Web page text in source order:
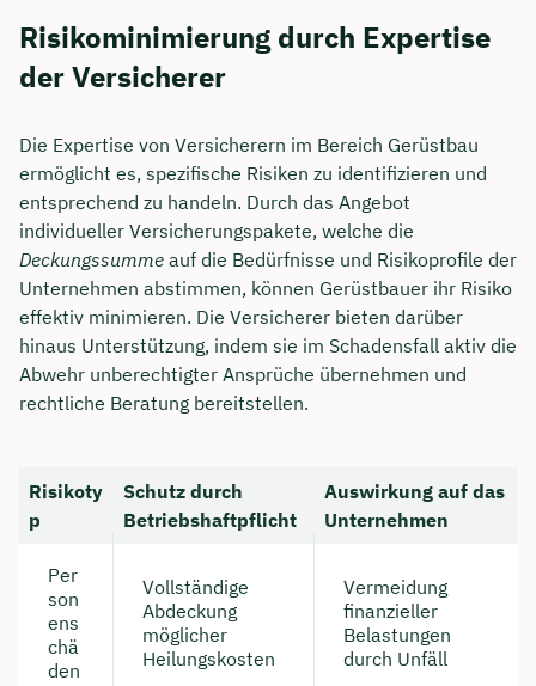
Risikominimierung durch Expertise
der Versicherer
Die Expertise von Versicherern im Bereich Gerüstbau
ermöglicht es, spezifische Risiken zu identifizieren und
entsprechend zu handeln. Durch das Angebot
individueller Versicherungspakete, welche die
Deckungssumme auf die Bedürfnisse und Risikoprofile der
Unternehmen abstimmen, können Gerüstbauer ihr Risiko
effektiv minimieren. Die Versicherer bieten darüber
hinaus Unterstützung, indem sie im Schadensfall aktiv die
Abwehr unberechtigter Ansprüche übernehmen und
rechtliche Beratung bereitstellen.
Risikoty
p
Schutz durch
Betriebshaftpflicht
Auswirkung auf das
Unternehmen
Per
son
ens
chä
den
Vollständige
Abdeckung
möglicher
Heilungskosten
Vermeidung
finanzieller
Belastungen
durch Unfäll